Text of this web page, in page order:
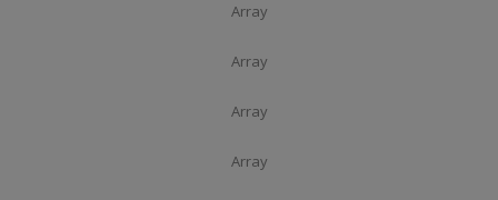
Array
Array
Array
Array